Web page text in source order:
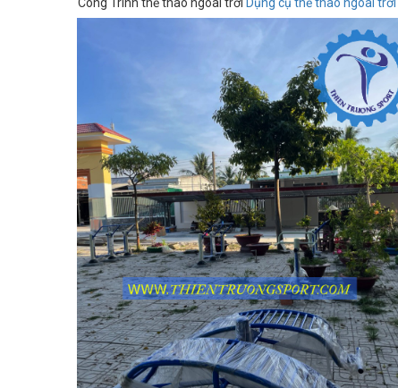
GIÀN TẬP ĐA NĂNG
THIẾT BỊ PHÒNG GYM
IMPULSE FITNESS
THIẾT BỊ PHÒNG GYM THIÊN
TRƯỜNG
CỎ NHÂN TẠO